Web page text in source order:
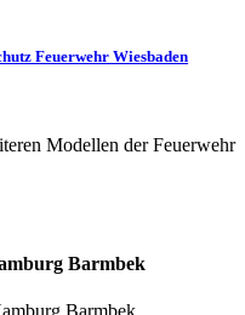
Feuerwehr Wiesbaden
Modellen der Feuerwehr
Barmbek